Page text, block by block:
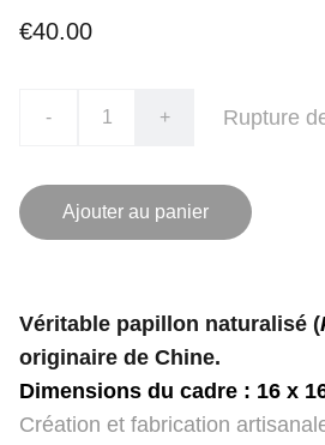
€40.00
- + Rupture
Ajouter au panier
Véritable papillon naturalisé (
originaire de Chine.
Dimensions du cadre : 16 x
Création et fabrication